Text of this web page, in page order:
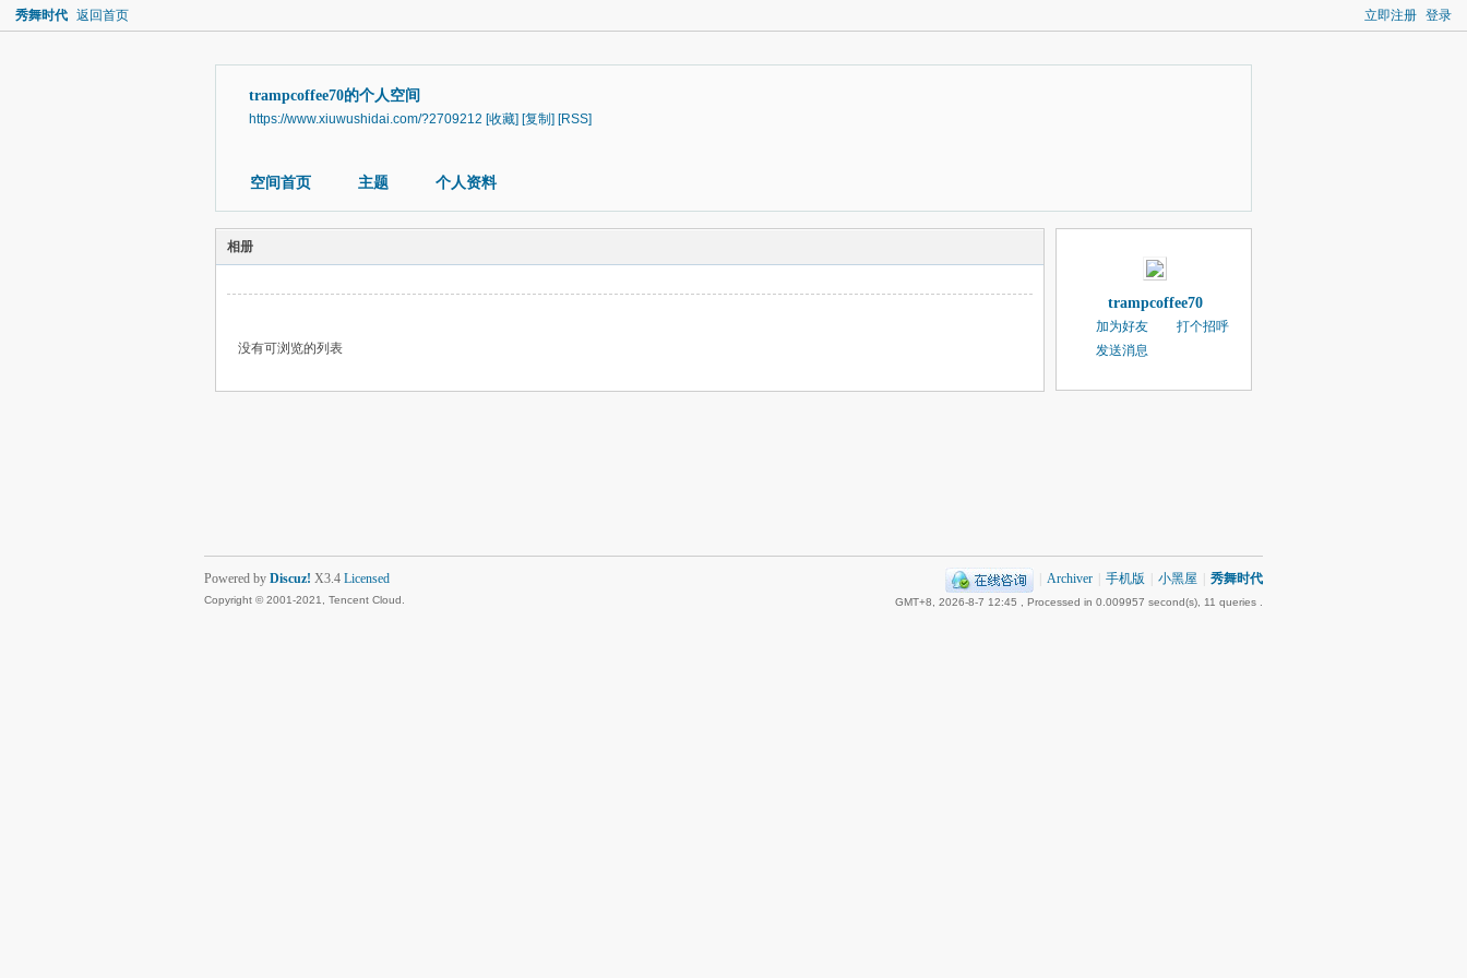
立即注册 登录
秀舞时代 返回首页
trampcoffee70的个人空间
https://www.xiuwushidai.com/?2709212 [收藏] [复制] [RSS]
空间首页 主题 个人资料
相册
没有可浏览的列表
trampcoffee70
加为好友
打个招呼
发送消息
Archiver 手机版 小黑屋 秀舞时代
GMT+8, 2026-8-7 12:45 , Processed in 0.009957 second(s), 11 queries .
Powered by Discuz! X3.4 Licensed
Copyright © 2001-2021, Tencent Cloud.